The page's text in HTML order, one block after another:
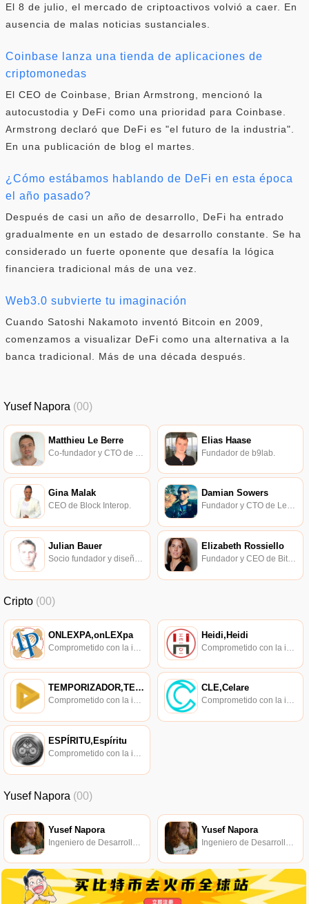
El 8 de julio, el mercado de criptoactivos volvió a caer. En
ausencia de malas noticias sustanciales.
Coinbase lanza una tienda de aplicaciones de
criptomonedas
El CEO de Coinbase, Brian Armstrong, mencionó la
autocustodia y DeFi como una prioridad para Coinbase.
Armstrong declaró que DeFi es "el futuro de la industria".
En una publicación de blog el martes.
¿Cómo estábamos hablando de DeFi en esta época
el año pasado?
Después de casi un año de desarrollo, DeFi ha entrado
gradualmente en un estado de desarrollo constante. Se ha
considerado un fuerte oponente que desafía la lógica
financiera tradicional más de una vez.
Web3.0 subvierte tu imaginación
Cuando Satoshi Nakamoto inventó Bitcoin en 2009,
comenzamos a visualizar DeFi como una alternativa a la
banca tradicional. Más de una década después.
Yusef Napora (00)
Matthieu Le Berre Elias Haase
Fundador de b9lab.
Gina Malak
CEO de Block Interop.
Damian Sowers
Fundador y CTO de Level Frames.
Julian Bauer
Socio fundador y diseñador de Overnice.
Elizabeth Rossiello
Fundador y CEO de BitPesa.
Cripto (00)
ONLEXPA,onLEXpa Heidi,Heidi
TEMPORIZADOR,TEMPORIZADOR
Comprometido con la investigación de políticas en los campos de las nuevas finanzas, las finanzas internacionales y los mercados financieros.
CLE,Celare
Comprometido con la investigación de políticas en los campos de las nuevas finanzas, las finanzas internacionales y los mercados financieros.
ESPÍRITU,Espíritu
Comprometido con la investigación de políticas en los campos de las nuevas finanzas, las finanzas internacionales y los mercados financieros.
Yusef Napora (00)
Yusef Napora Yusef Napora